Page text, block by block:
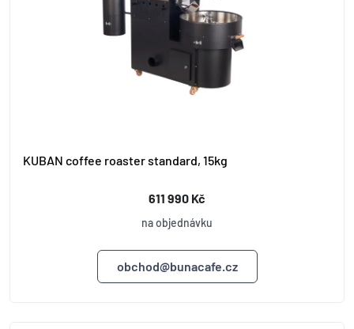
KUBAN coffee roaster standard, 15kg
611 990 Kč
na objednávku
obchod@bunacafe.cz